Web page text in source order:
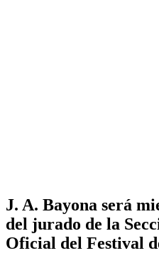
J. A. Bayona será
del jurado de la
Oficial del Festival